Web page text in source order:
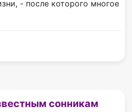
- после которого многое
сонникам